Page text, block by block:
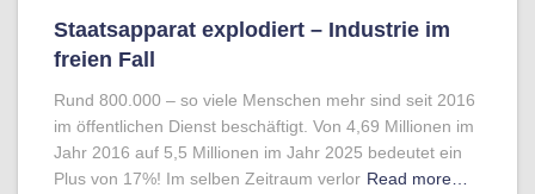
Staatsapparat explodiert – Industrie im
freien Fall
Rund 800.000 – so viele Menschen mehr sind seit 2016
im öffentlichen Dienst beschäftigt. Von 4,69 Millionen im
Jahr 2016 auf 5,5 Millionen im Jahr 2025 bedeutet ein
Plus von 17%! Im selben Zeitraum verlor Read more…